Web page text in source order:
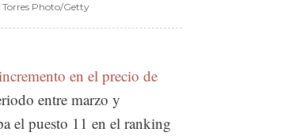
Torres Photo/Getty
en el precio de
entre marzo y
el puesto 11 en el ranking